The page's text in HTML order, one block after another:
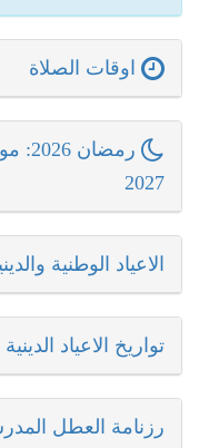
اوقات الصلاة
رمضان 2026: مواعيد إمساك وإفطار
2027
الاعياد الوطنية والدينية
تواريخ الاعياد الدينية 2026
رزنامة العطل